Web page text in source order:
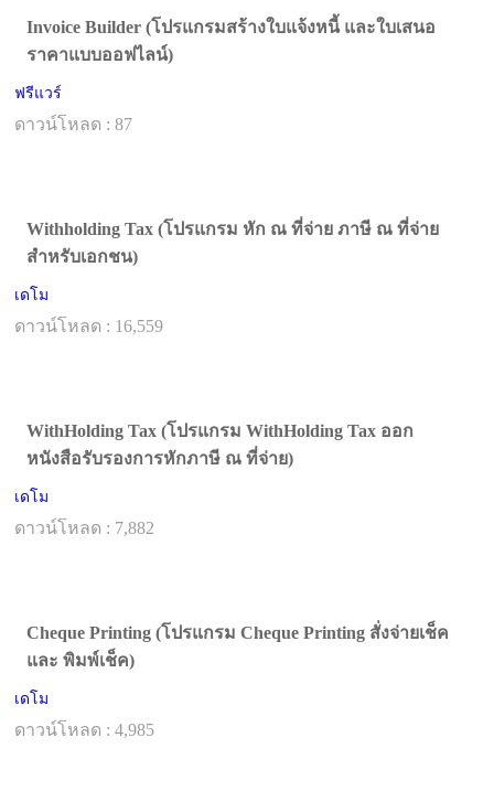
Invoice Builder (โปรแกรมสร้างใบแจ้งหนี้ และใบเสนอ
ราคาแบบออฟไลน์)
ฟรีแวร์
ดาวน์โหลด : 87
Withholding Tax (โปรแกรม หัก ณ ที่จ่าย ภาษี ณ ที่จ่าย
สำหรับเอกชน)
เดโม
ดาวน์โหลด : 16,559
WithHolding Tax (โปรแกรม WithHolding Tax ออก
หนังสือรับรองการหักภาษี ณ ที่จ่าย)
เดโม
ดาวน์โหลด : 7,882
Cheque Printing (โปรแกรม Cheque Printing สั่งจ่ายเช็ค
และ พิมพ์เช็ค)
เดโม
ดาวน์โหลด : 4,985